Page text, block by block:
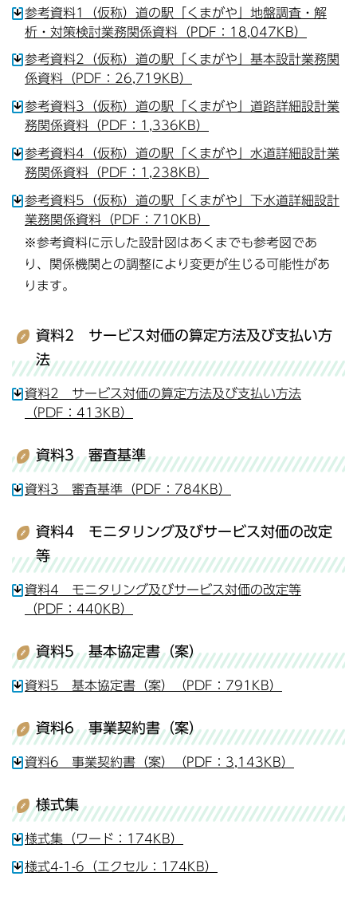
参考資料1（仮称）道の駅「くまがや」地盤調査・解
析・対策検討業務関係資料（PDF：18,047KB）
参考資料2（仮称）道の駅「くまがや」基本設計業務関
係資料（PDF：26,719KB）
参考資料3（仮称）道の駅「くまがや」道路詳細設計業
務関係資料（PDF：1,336KB）
参考資料4（仮称）道の駅「くまがや」水道詳細設計業
務関係資料（PDF：1,238KB）
参考資料5（仮称）道の駅「くまがや」下水道詳細設計
業務関係資料（PDF：710KB）
※参考資料に示した設計図はあくまでも参考図であ
り、関係機関との調整により変更が生じる可能性があ
ります。
資料2 サービス対価の算定方法及び支払い方
法
資料2 サービス対価の算定方法及び支払い方法
（PDF：413KB）
資料3 審査基準
資料3 審査基準（PDF：784KB）
資料4 モニタリング及びサービス対価の改定
等
資料4 モニタリング及びサービス対価の改定等
（PDF：440KB）
資料5 基本協定書（案）
資料5 基本協定書（案）（PDF：791KB）
資料6 事業契約書（案）
資料6 事業契約書（案）（PDF：3,143KB）
様式集
様式集（ワード：174KB）
様式4-1-6（エクセル：174KB）